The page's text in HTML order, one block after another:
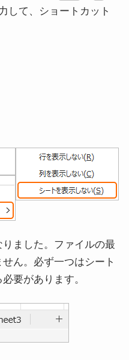
して、ショートカット
ました。ファイルの最
ん。必ず一つはシート
要があります。